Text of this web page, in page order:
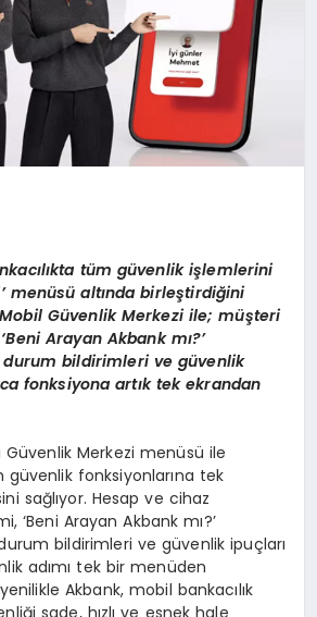
tüm güvenlik işlemlerini
menüsü altında birleştirdiğini
Güvenlik Merkezi ile; müşteri
Arayan Akbank mı?’
durum bildirimleri ve güvenlik
fonksiyona artık tek ekrandan
Güvenlik Merkezi menüsü ile
fonksiyonlarına tek
sağlıyor. Hesap ve cihaz
‘Beni Arayan Akbank mı?’
bildirimleri ve güvenlik ipuçları
adımı tek bir menüden
Akbank, mobil bankacılık
sade, hızlı ve esnek hale